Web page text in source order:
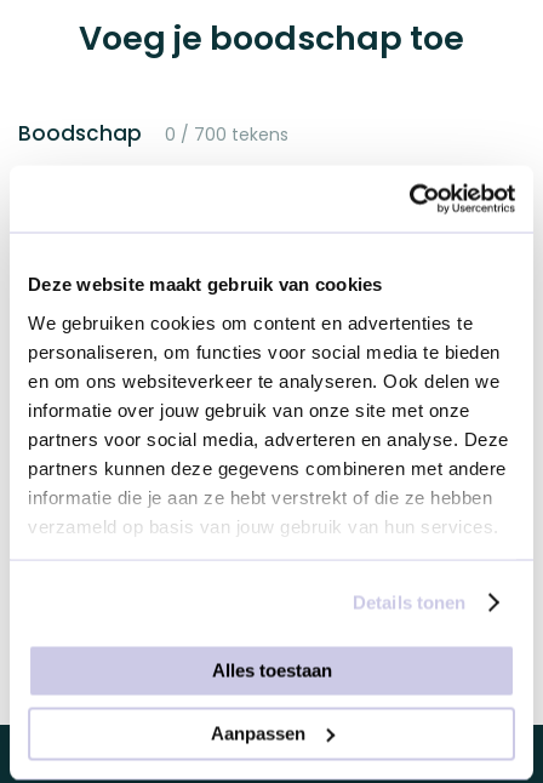
Deze website maakt gebruik van cookies
We gebruiken cookies om content en advertenties te
personaliseren, om functies voor social media te bieden
en om ons websiteverkeer te analyseren. Ook delen we
informatie over jouw gebruik van onze site met onze
partners voor social media, adverteren en analyse. Deze
partners kunnen deze gegevens combineren met andere
informatie die je aan ze hebt verstrekt of die ze hebben
verzameld op basis van jouw gebruik van hun services.
Details tonen
Alles toestaan
Aanpassen
bioscoopbon |
Digitaal
Voeg je boodschap toe
Met boodschap
€ 0,00
Boodschap 0 / 700 tekens
Selecteer je bezorgservice
Bezorgmoment & emailadres(sen) geef je later in
het bestelproces aan ons door.